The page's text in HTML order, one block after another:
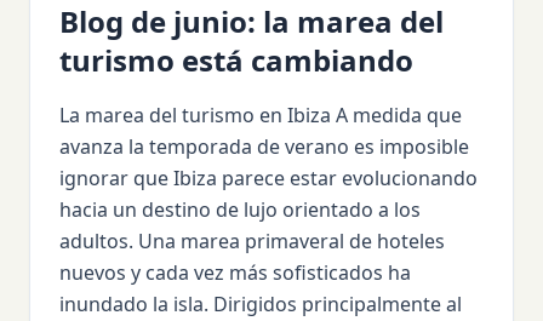
Blog de junio: la marea del
turismo está cambiando
La marea del turismo en Ibiza A medida que
avanza la temporada de verano es imposible
ignorar que Ibiza parece estar evolucionando
hacia un destino de lujo orientado a los
adultos. Una marea primaveral de hoteles
nuevos y cada vez más sofisticados ha
inundado la isla. Dirigidos principalmente al